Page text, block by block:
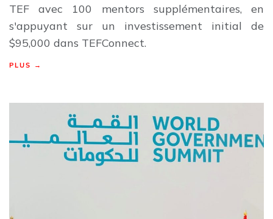
TEF avec 100 mentors supplémentaires, en
s'appuyant sur un investissement initial de
$95,000 dans TEFConnect.
PLUS →